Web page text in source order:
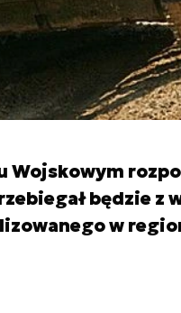
Wojskowym
będzie
w